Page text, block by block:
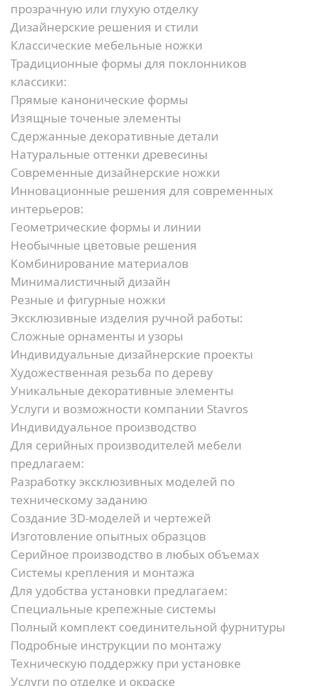
прозрачную или глухую отделку
Дизайнерские решения и стили
Классические мебельные ножки
Традиционные формы для поклонников
классики:
Прямые канонические формы
Изящные точеные элементы
Сдержанные декоративные детали
Натуральные оттенки древесины
Современные дизайнерские ножки
Инновационные решения для современных
интерьеров:
Геометрические формы и линии
Необычные цветовые решения
Комбинирование материалов
Минималистичный дизайн
Резные и фигурные ножки
Эксклюзивные изделия ручной работы:
Сложные орнаменты и узоры
Индивидуальные дизайнерские проекты
Художественная резьба по дереву
Уникальные декоративные элементы
Услуги и возможности компании Stavros
Индивидуальное производство
Для серийных производителей мебели
предлагаем:
Разработку эксклюзивных моделей по
техническому заданию
Создание 3D-моделей и чертежей
Изготовление опытных образцов
Серийное производство в любых объемах
Системы крепления и монтажа
Для удобства установки предлагаем:
Специальные крепежные системы
Полный комплект соединительной фурнитуры
Подробные инструкции по монтажу
Техническую поддержку при установке
Услуги по отделке и окраске